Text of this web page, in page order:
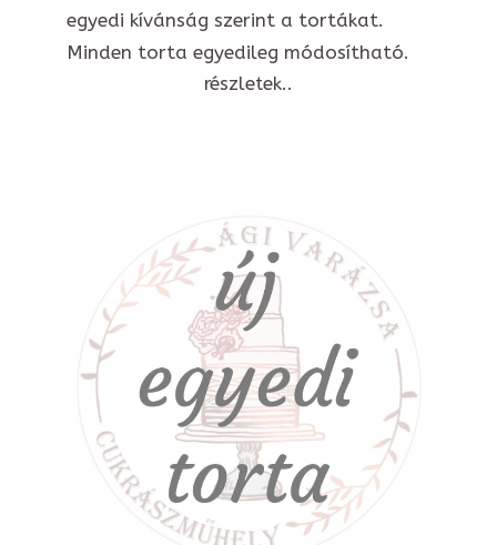
egyedi kívánság szerint a tortákat.
Minden torta egyedileg módosítható.
részletek..